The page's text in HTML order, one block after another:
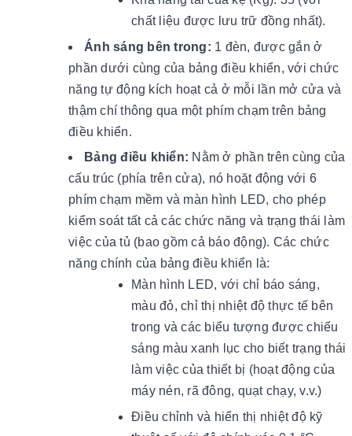
chất liệu được lưu trữ đồng nhất).
Ánh sáng bên trong: 1 đèn, được gắn ở
phần dưới cùng của bảng điều khiển, với chức
năng tự động kích hoạt cả ở mỗi lần mở cửa và
thậm chí thông qua một phím chạm trên bảng
điều khiển.
Bảng điều khiển: Nằm ở phần trên cùng của
cấu trúc (phía trên cửa), nó hoặt động với 6
phím chạm mềm và màn hình LED, cho phép
kiểm soát tất cả các chức năng và trạng thái làm
việc của tủ (bao gồm cả báo động). Các chức
năng chính của bảng điều khiển là:
Màn hình LED, với chỉ báo sáng,
màu đỏ, chỉ thị nhiệt độ thực tế bên
trong và các biểu tượng được chiếu
sáng màu xanh lục cho biết trạng thái
làm việc của thiết bị (hoạt động của
máy nén, rã đông, quạt chạy, v.v.)
Điều chỉnh và hiển thị nhiệt độ kỹ